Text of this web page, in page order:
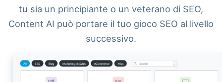
tu sia un principiante o un veterano di SEO,
Content AI può portare il tuo gioco SEO al livello
successivo.